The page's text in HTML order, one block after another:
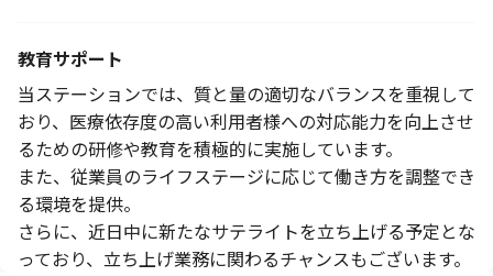
教育サポート
当ステーションでは、質と量の適切なバランスを重視して
おり、医療依存度の高い利用者様への対応能力を向上させ
るための研修や教育を積極的に実施しています。
また、従業員のライフステージに応じて働き方を調整でき
る環境を提供。
さらに、近日中に新たなサテライトを立ち上げる予定とな
っており、立ち上げ業務に関わるチャンスもございます。